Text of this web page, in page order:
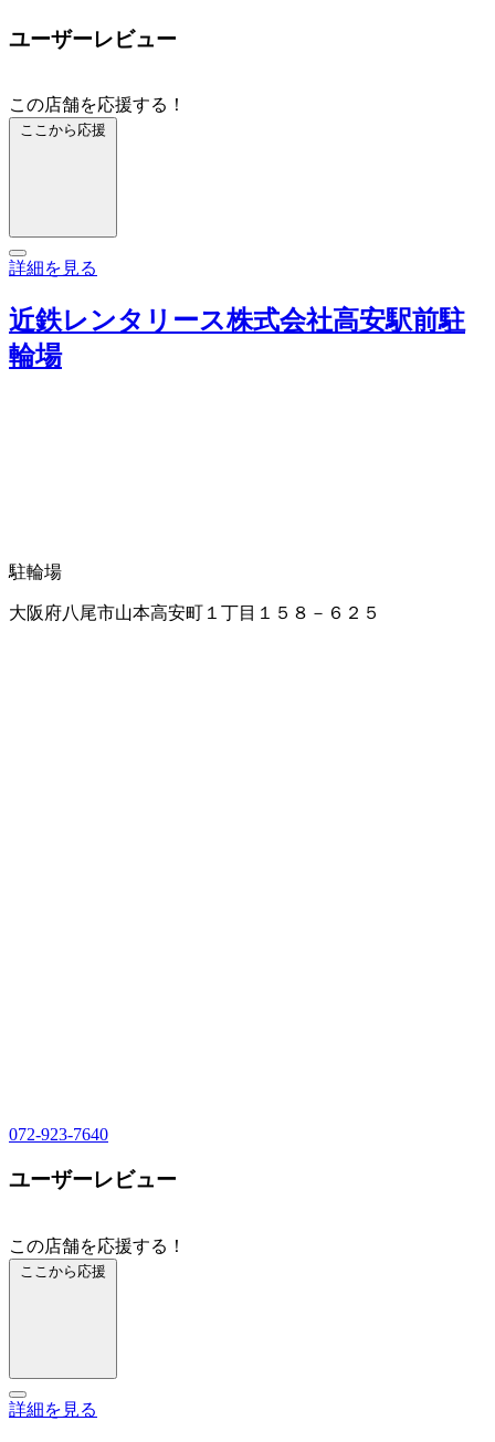
ユーザーレビュー
この店舗を応援する！
ここから応援
詳細を見る
近鉄レンタリース株式会社高安駅前駐
輪場
駐輪場
大阪府八尾市山本高安町１丁目１５８－６２５
072-923-7640
ユーザーレビュー
この店舗を応援する！
ここから応援
詳細を見る